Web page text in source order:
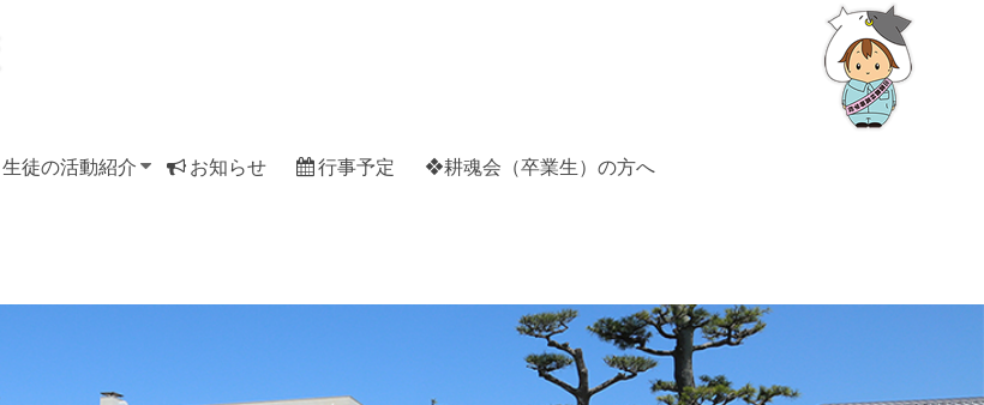
生徒の活動紹介 お知らせ 行事予定 ❖耕魂会（卒業生）の方へ